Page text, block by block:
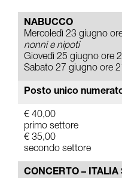
NABUCCO
Mercoledì 23 giugno
nonni e nipoti
Giovedì 25 giugno ore
Sabato 27 giugno ore
Posto unico
€ 40,00
primo settore
€ 35,00
secondo settore
CONCERTO – ITALIA